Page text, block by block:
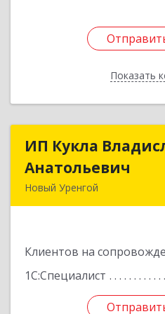
Показать
ИП Кукла
Анатольевич
Новый Уренгой
Клиентов на
1С:Специалист
ИП